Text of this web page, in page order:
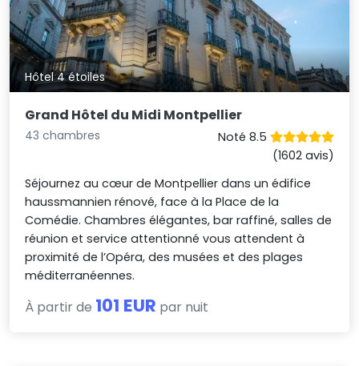
Hôtel 4 étoiles
Grand Hôtel du Midi Montpellier
43 chambres
Noté 8.5
(1602 avis)
Séjournez au cœur de Montpellier dans un édifice
haussmannien rénové, face à la Place de la
Comédie. Chambres élégantes, bar raffiné, salles de
réunion et service attentionné vous attendent à
proximité de l’Opéra, des musées et des plages
méditerranéennes.
À partir de 101 EUR par nuit